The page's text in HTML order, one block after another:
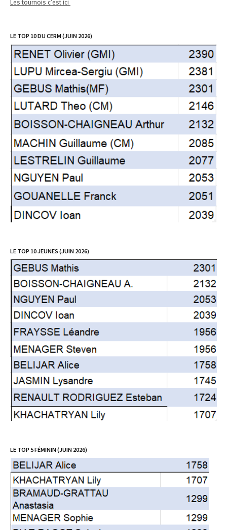
Les tournois c’est ici
LE TOP 10 DU CERM (JUIN 2026)
LE TOP 10 JEUNES (JUIN 2026)
LE TOP 5 FÉMININ (JUIN 2026)